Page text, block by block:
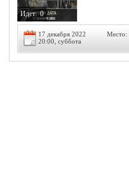
Идет: 0
17 декабря 2022
20:00, суббота
Место: